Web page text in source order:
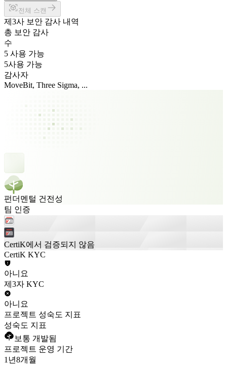
전체 스캔
제3사 보안 감사 내역
총 보안 감사
수
5 사용 가능
5사용 가능
감사자
MoveBit, Three Sigma, ...
펀더멘털 건전성
팀 인증
CertiK에서 검증되지 않음
CertiK KYC
아니요
제3자 KYC
아니요
프로젝트 성숙도 지표
성숙도 지표
보통 개발됨
프로젝트 운영 기간
1년8개월